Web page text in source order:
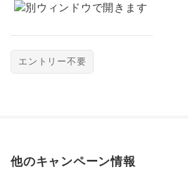
エントリー不要
他のキャンペーン情報